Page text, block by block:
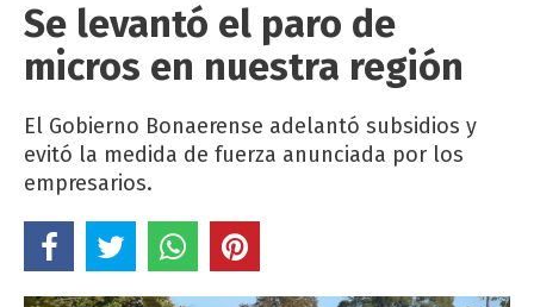
Se levantó el paro de
micros en nuestra región
El Gobierno Bonaerense adelantó subsidios y
evitó la medida de fuerza anunciada por los
empresarios.